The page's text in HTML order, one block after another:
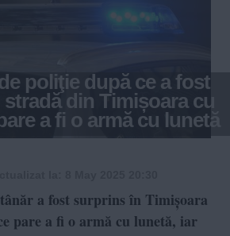
poliţie după ce a fost
din Timișoara cu
a fi o armă cu lunetă
a fost surprins în Timișoara
pare a fi o armă cu lunetă, iar